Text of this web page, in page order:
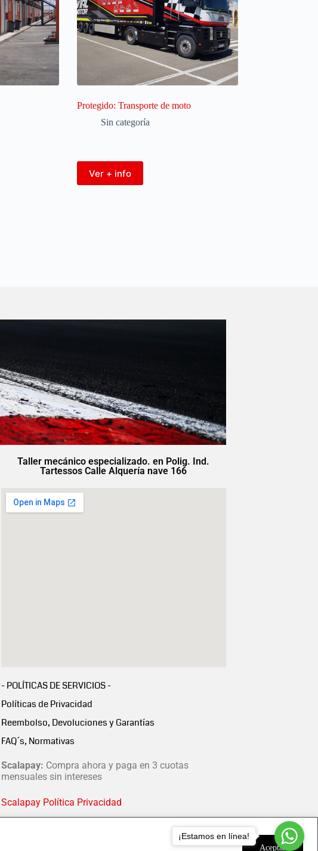
Aceptar
Protegido: Transporte de moto
Sin categoría
Ver + info
Taller mecánico especializado. en Polig. Ind.
Tartessos Calle Alquería nave 166
- POLÍTICAS DE SERVICIOS -
Políticas de Privacidad
Reembolso, Devoluciones y Garantías
FAQ´s, Normativas
Scalapay: Compra ahora y paga en 3 cuotas
mensuales sin intereses
Scalapay Política Privacidad
¡Estamos en línea!